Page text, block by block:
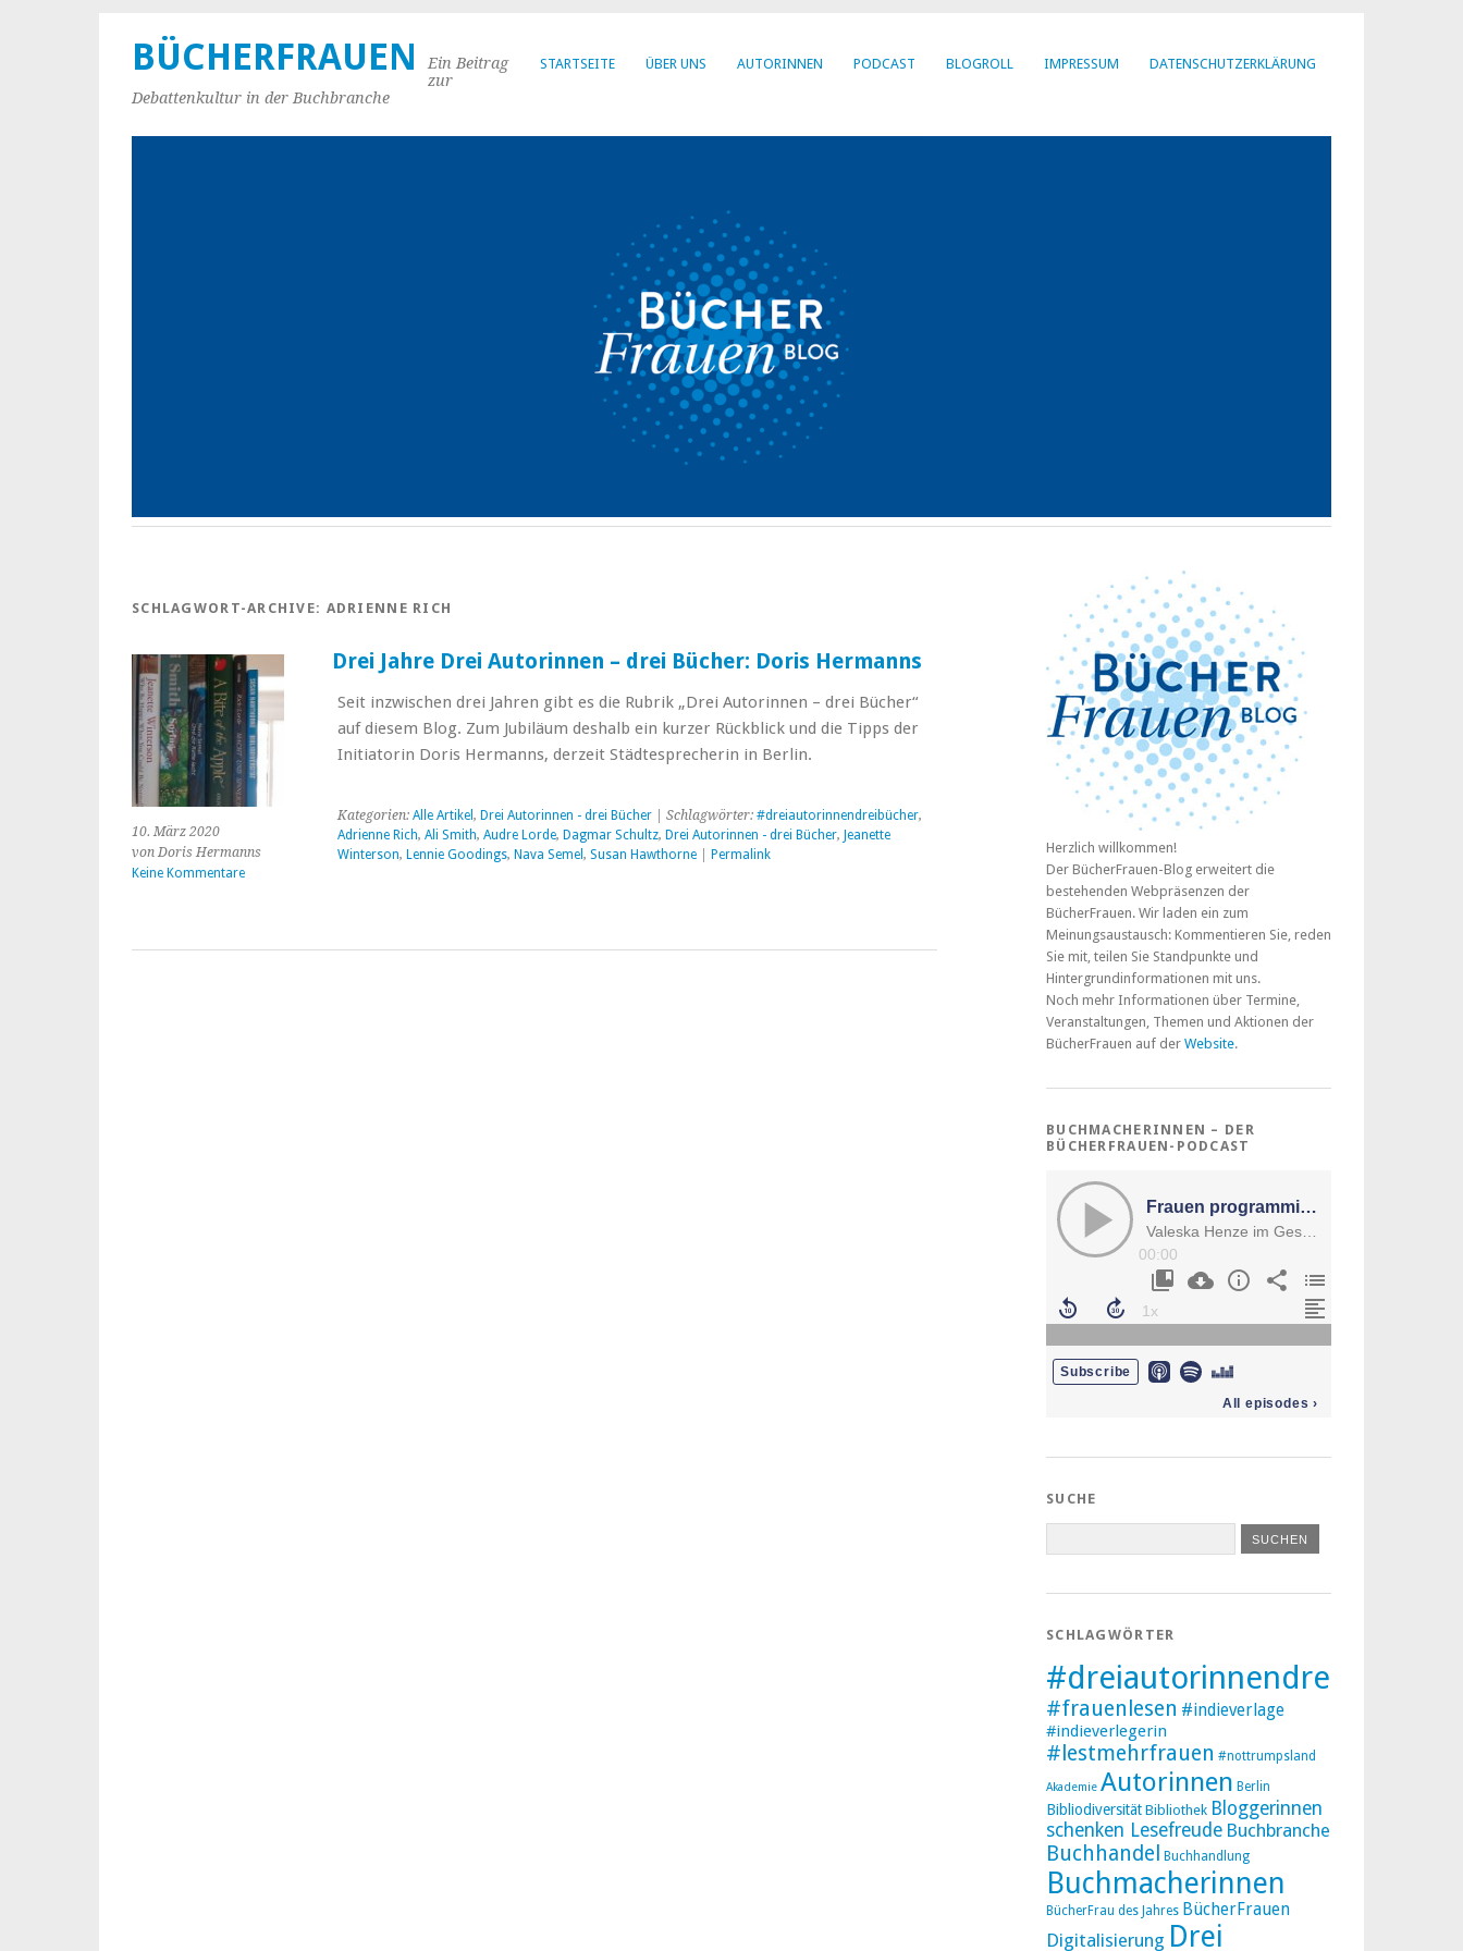
STARTSEITE ÜBER UNS AUTORINNEN PODCAST BLOGROLL IMPRESSUM DATENSCHUTZERKLÄRUNG
BÜCHERFRAUEN
Ein Beitrag
zur
Debattenkultur in der Buchbranche
SCHLAGWORT-ARCHIVE: ADRIENNE RICH
10. März 2020
von Doris Hermanns
Keine Kommentare
Drei Jahre Drei Autorinnen – drei Bücher: Doris Hermanns
Seit inzwischen drei Jahren gibt es die Rubrik „Drei Autorinnen – drei Bücher“
auf diesem Blog. Zum Jubiläum deshalb ein kurzer Rückblick und die Tipps der
Initiatorin Doris Hermanns, derzeit Städtesprecherin in Berlin.
Kategorien: Alle Artikel , Drei Autorinnen - drei Bücher| Schlagwörter: #dreiautorinnendreibücher,
Adrienne Rich, Ali Smith, Audre Lorde, Dagmar Schultz, Drei Autorinnen - drei Bücher, Jeanette
Winterson, Lennie Goodings, Nava Semel , Susan Hawthorne| Permalink
Herzlich willkommen!
Der BücherFrauen-Blog erweitert die
bestehenden Webpräsenzen der
BücherFrauen. Wir laden ein zum
Meinungsaustausch: Kommentieren Sie, reden
Sie mit, teilen Sie Standpunkte und
Hintergrundinformationen mit uns.
Noch mehr Informationen über Termine,
Veranstaltungen, Themen und Aktionen der
BücherFrauen auf der Website.
BUCHMACHERINNEN – DER
BÜCHERFRAUEN-PODCAST
SUCHE
SCHLAGWÖRTER
#dreiautorinnendreibücher
#frauenlesen #indieverlage
#indieverlegerin
#lestmehrfrauen #nottrumpsland
Akademie Autorinnen Berlin
Bibliodiversität Bibliothek Bloggerinnen
schenken Lesefreude Buchbranche
Buchhandel Buchhandlung
Buchmacherinnen
BücherFrau des Jahres BücherFrauen
Digitalisierung Drei